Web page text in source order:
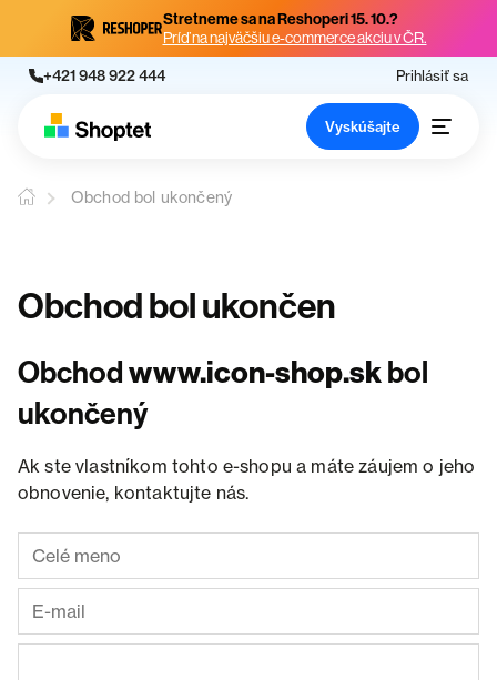
Stretneme sa na Reshoperi 15. 10.?
Príď na najväčšiu e-commerce akciu v ČR.
+421 948 922 444 Prihlásiť sa
Vyskúšajte
Obchod bol ukončený
Obchod bol ukončen
Obchodwww.icon-shop.skbol
ukončený
Ak ste vlastníkom tohto e-shopu a máte záujem o jeho
obnovenie, kontaktujte nás.